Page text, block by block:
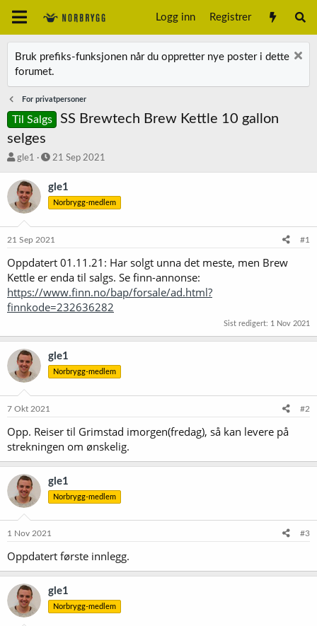
Logg inn Registrer
Bruk prefiks-funksjonen når du oppretter nye poster i dette
forumet.
For privatpersoner
Til Salgs
SS Brewtech Brew Kettle 10 gallon
selges
T
å
d
s
t
e
r
gle1
S
a
r
t
o
21 Sep 2021
gle1
Norbrygg-medlem
21 Sep 2021 #1
Oppdatert 01.11.21: Har solgt unna det meste, men Brew
Kettle er enda til salgs. Se finn-annonse:
https://www.finn.no/bap/forsale/ad.html?
finnkode=232636282
Sist redigert: 1 Nov 2021
gle1
Norbrygg-medlem
7 Okt 2021 #2
Opp. Reiser til Grimstad imorgen(fredag), så kan levere på
strekningen om ønskelig.
gle1
Norbrygg-medlem
1 Nov 2021 #3
Oppdatert første innlegg.
gle1
Norbrygg-medlem